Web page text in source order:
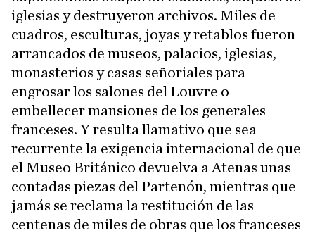
iglesias y destruyeron archivos. Miles de
cuadros, esculturas, joyas y retablos fueron
arrancados de museos, palacios, iglesias,
monasterios y casas señoriales para
engrosar los salones del Louvre o
embellecer mansiones de los generales
franceses. Y resulta llamativo que sea
recurrente la exigencia internacional de que
el Museo Británico devuelva a Atenas unas
contadas piezas del Partenón, mientras que
jamás se reclama la restitución de las
centenas de miles de obras que los franceses